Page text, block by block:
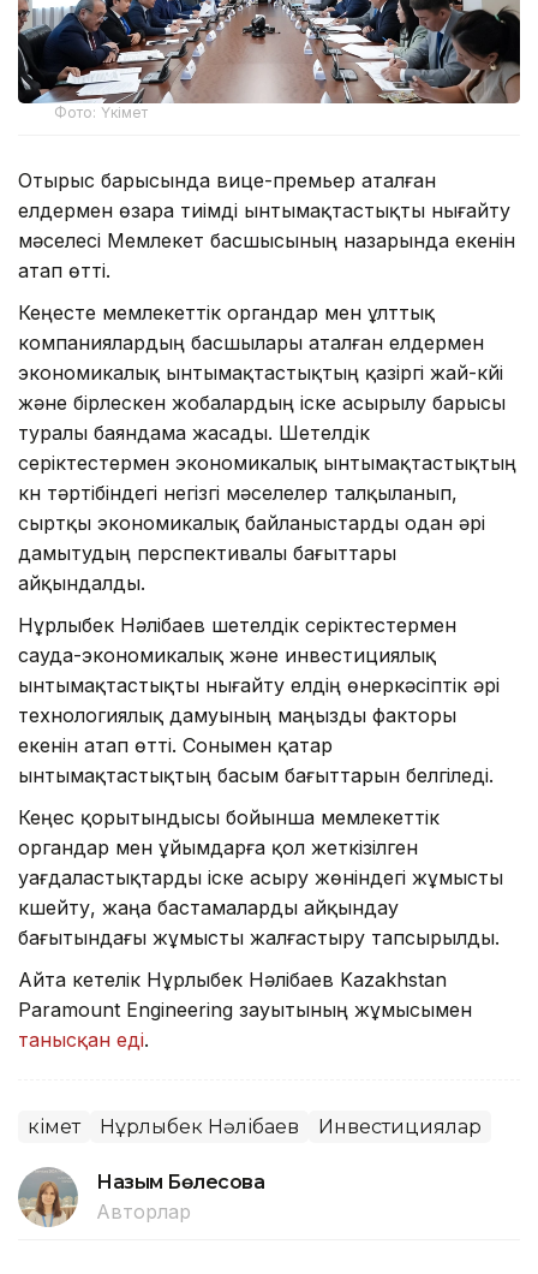
Фото: Үкімет
Отырыс барысында вице-премьер аталған
елдермен өзара тиімді ынтымақтастықты нығайту
мәселесі Мемлекет басшысының назарында екенін
атап өтті.
Кеңесте мемлекеттік органдар мен ұлттық
компаниялардың басшылары аталған елдермен
экономикалық ынтымақтастықтың қазіргі жай-күйі
және бірлескен жобалардың іске асырылу барысы
туралы баяндама жасады. Шетелдік
серіктестермен экономикалық ынтымақтастықтың
күн тәртібіндегі негізгі мәселелер талқыланып,
сыртқы экономикалық байланыстарды одан әрі
дамытудың перспективалы бағыттары
айқындалды.
Нұрлыбек Нәлібаев шетелдік серіктестермен
сауда-экономикалық және инвестициялық
ынтымақтастықты нығайту елдің өнеркәсіптік әрі
технологиялық дамуының маңызды факторы
екенін атап өтті. Сонымен қатар
ынтымақтастықтың басым бағыттарын белгіледі.
Кеңес қорытындысы бойынша мемлекеттік
органдар мен ұйымдарға қол жеткізілген
уағдаластықтарды іске асыру жөніндегі жұмысты
күшейту, жаңа бастамаларды айқындау
бағытындағы жұмысты жалғастыру тапсырылды.
Айта кетелік Нұрлыбек Нәлібаев Kazakhstan
Paramount Engineering зауытының жұмысымен
танысқан еді.
Үкімет Нұрлыбек Нәлібаев Инвестициялар
Назым Бөлесова
Авторлар